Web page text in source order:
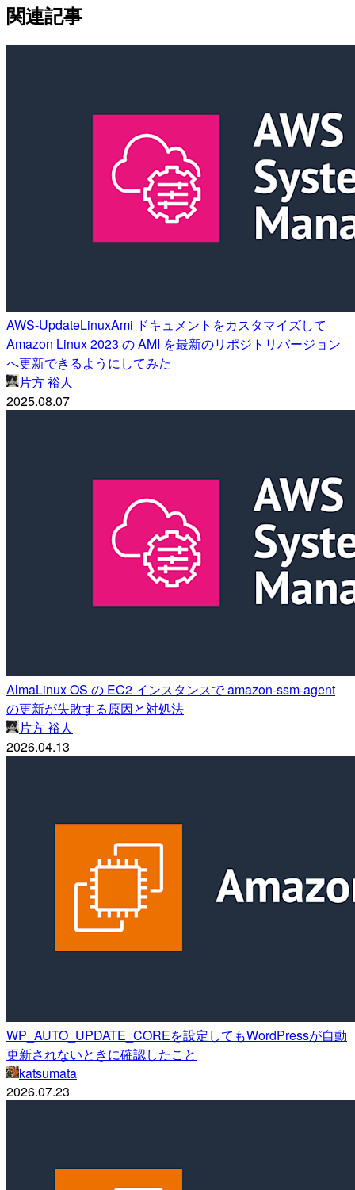
関連記事
AWS-UpdateLinuxAmi ドキュメントをカスタマイズして
Amazon Linux 2023 の AMI を最新のリポジトリバージョン
へ更新できるようにしてみた
片方 裕人
2025.08.07
AlmaLinux OS の EC2 インスタンスで amazon-ssm-agent
の更新が失敗する原因と対処法
片方 裕人
2026.04.13
WP_AUTO_UPDATE_COREを設定してもWordPressが自動
更新されないときに確認したこと
katsumata
2026.07.23